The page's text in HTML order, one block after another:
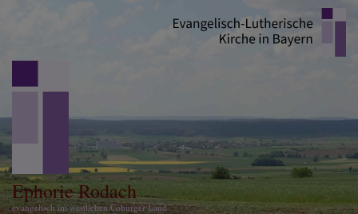
Ephorie Rodach
evangelisch im westlichen Coburger Land